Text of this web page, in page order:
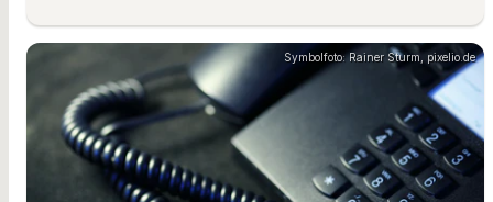
Symbolfoto: Rainer Sturm, pixelio.de